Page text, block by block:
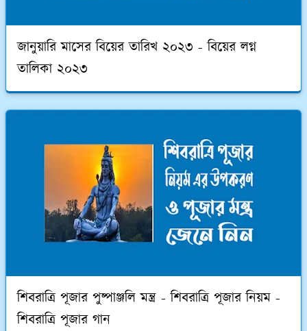
জানুয়ারি মাসের বিয়ের তারিখ ২০২৩ - বিয়ের লগ্ন
তালিকা ২০২৩
শিবরাত্রি পূজার পুষ্পাঞ্জলি মন্ত্র - শিবরাত্রি পূজার নিয়ম -
শিবরাত্রি পূজার গান